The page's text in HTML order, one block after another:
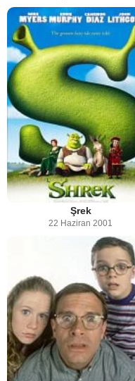
Şrek
22 Haziran 2001